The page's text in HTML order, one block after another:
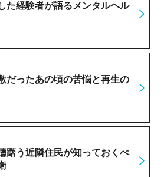
た経験者が語るメンタルヘル
だったあの頃の苦悩と再生の
躇う近隣住民が知っておくべ